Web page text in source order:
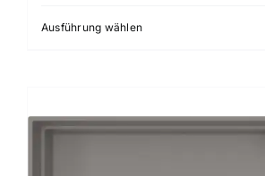
Ausführung wählenDieses
Varianten